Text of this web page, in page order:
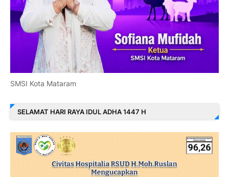
SMSI Kota Mataram
SELAMAT HARI RAYA IDUL ADHA 1447 H